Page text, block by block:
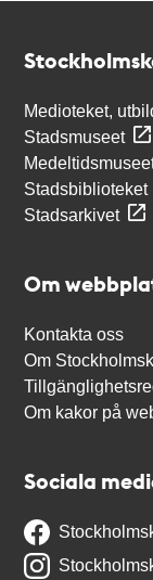
Medioteket,
Stadsmuseet
Stadsbiblioteket
Stadsarkivet
Om
Kontakta oss
Om
Om kakor på
Sociala